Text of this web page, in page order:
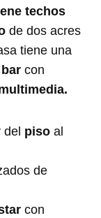
techos
de dos acres
tiene una
bar con
del piso al
de
con